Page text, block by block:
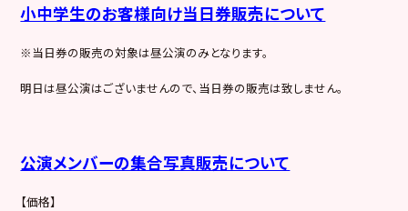
小中学生のお客様向け当日券販売について
※当日券の販売の対象は昼公演のみとなります。
明日は昼公演はございませんので、当日券の販売は致しません。
公演メンバーの集合写真販売について
【価格】